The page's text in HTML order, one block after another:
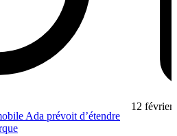
Ada prévoit d’étendre
12 février